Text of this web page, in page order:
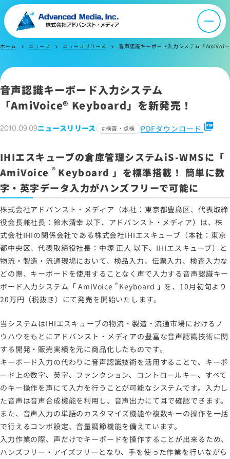
ニュース
採用情報
よくあるご質問
サイトマップ
サイトのご利用について
ソーシャルメディアポリシー
プライバシーポリシー
情報セキュリティポリシー
労働者派遣事業に関わる情報
メールマガジン
ホーム chevron_right ニュース chevron_right ニュースリリース chevron_right 音声認識キーボード入力システム「AmiVoice Keyboard」を新発売！～IHIエスキューブの倉庫管理システムiS-WMSに「AmiVoice Keyboard」を標準搭載！ 簡単に数字・英字データ入力がハンズフリーで可能に～
音声認識キーボード入力システム
「AmiVoice® Keyboard」を新発売！
2010.09.09ニュースリリース 検査・点検 PDFダウンロード picture_as_pdf
IHIエスキューブの倉庫管理システムiS-WMSに「
AmiVoice ® Keyboard 」を標準搭載！ 簡単に数
字・英字データ入力がハンズフリーで可能に
株式会社アドバンスト・メディア（本社：東京都豊島区、代表取締
役会長兼社長：鈴木清幸 以下、アドバンスト・メディア）は、株
式会社IHIの関係会社である株式会社IHIエスキューブ（本社：東京
都中央区、代表取締役社長：中塚 正人 以下、IHIエスキューブ）と
物流・製造・流通現場において、検品入力、伝票入力、検査入力な
どの際、キーボードを使用することなく声で入力する音声認識キー
ボード入力システム「AmiVoice ® Keyboard 」を、10月初旬より
20万円（税抜き）にて発売を開始いたします。
当システムはIHIエスキューブの物流・製造・流通市場におけるノ
ウハウをもとにアドバンスト・メディアの豊富な音声認識技術に関
する開発・販売実績を元に商品化したものです。
キーボード入力の代わりに音声認識技術を活用することで、キーボ
ード上の数字、英字、ファンクション、コントロールキー、すべて
のキー操作を声にて入力を行うことが可能なシステムです。入力し
た音声は音声合成機能を利用し、音声出力にて耳で確認できます。
また、音声入力の単語のカスタマイズ機能や複数キーの操作を一括
で行えるコンボ設定、音量調節機能を備えています。
入力作業の際、声だけでキーボードを操作することが出来るため、
ハンズフリー・アイズフリーとなり、手を使った作業を行いながら